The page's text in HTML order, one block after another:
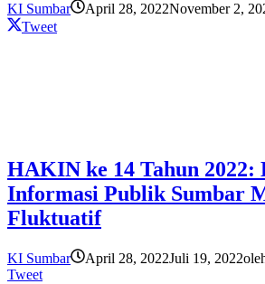
KI Sumbar April 28, 2022November 2,
Tweet
HAKIN ke 14 Tahun 2022:
Informasi Publik Sumbar
Fluktuatif
KI Sumbar April 28, 2022Juli 19, 2022
Tweet